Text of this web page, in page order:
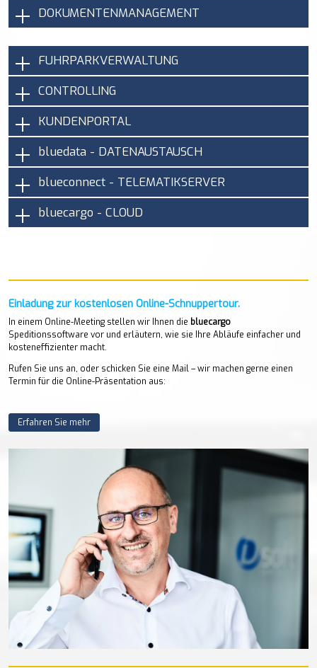
DOKUMENTENMANAGEMENT
FUHRPARKVERWALTUNG
CONTROLLING
KUNDENPORTAL
bluedata - DATENAUSTAUSCH
blueconnect - TELEMATIKSERVER
bluecargo - CLOUD
Einladung zur kostenlosen Online-Schnuppertour.
In einem Online-Meeting stellen wir Ihnen die bluecargo
Speditionssoftware vor und erläutern, wie sie Ihre Abläufe einfacher und
kosteneffizienter macht.
Rufen Sie uns an, oder schicken Sie eine Mail – wir machen gerne einen
Termin für die Online-Präsentation aus:
Erfahren Sie mehr